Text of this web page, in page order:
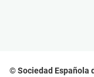
© Sociedad Española